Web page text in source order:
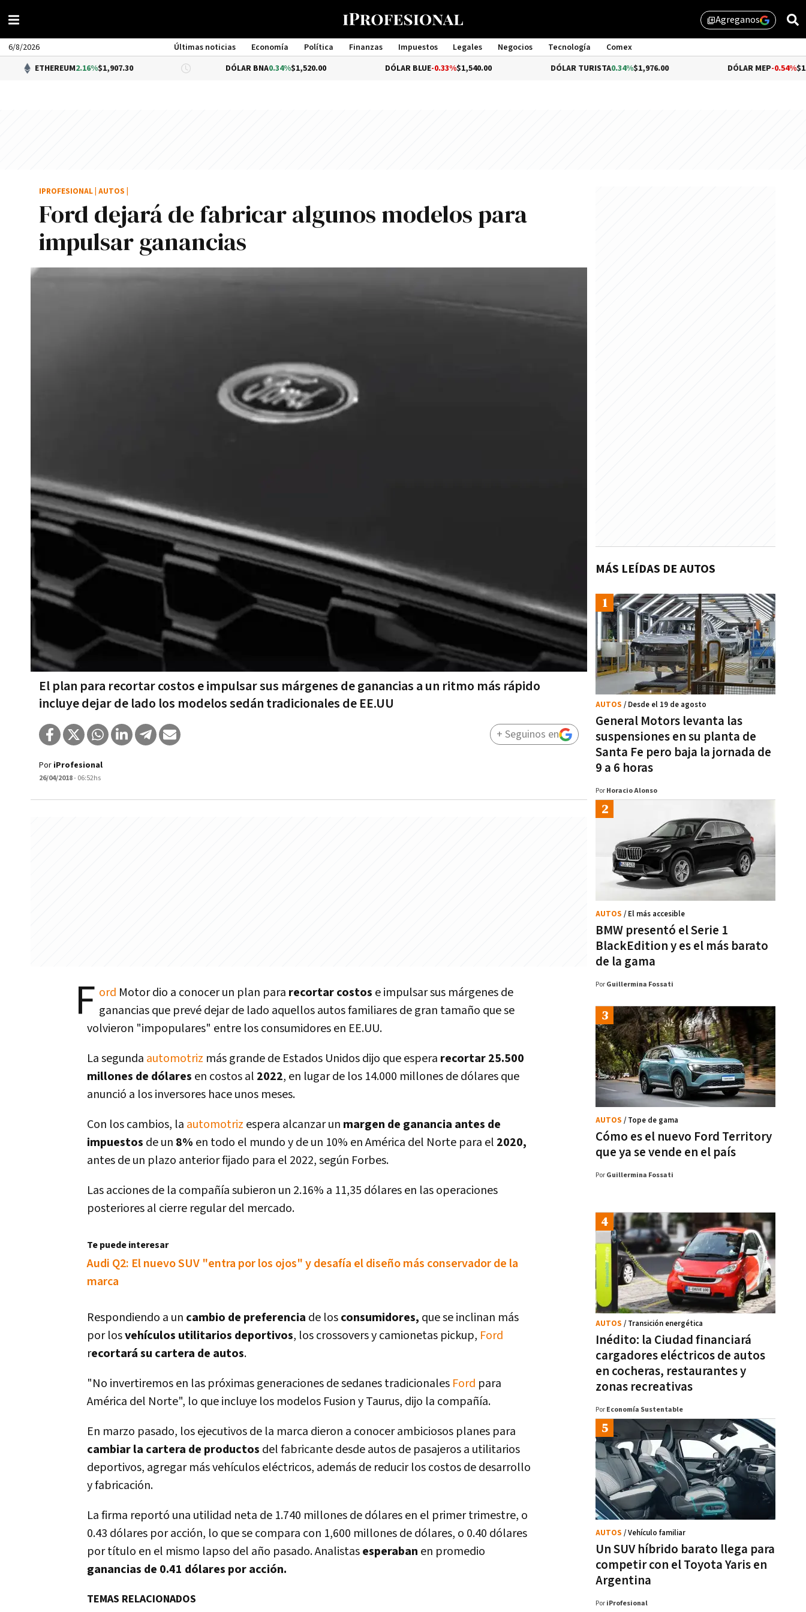
library_addAgreganos
6/8/2026 Últimas noticias Economía Política Finanzas Impuestos Legales Negocios Tecnología
Comex
Management
2.16%$1,907.30 DÓLAR BNA0.34% $1,520.00 DÓLAR BLUE-0.33%$1,540.00 DÓLAR TURISTA0.34%$1,976.00 DÓLAR MEP-0.54%$1,510.79
Ford dejará de fabricar algunos modelos para
impulsar ganancias
El plan para recortar costos e impulsar sus márgenes de ganancias a un ritmo más rápido
incluye dejar de lado los modelos sedán tradicionales de EE.UU
IPROFESIONAL AUTOS
Por iProfesional
26/04/2018- 06:52hs
+ Seguinos en
F ord Motor dio a conocer un plan para recortar costos e impulsar sus márgenes de
ganancias que prevé dejar de lado aquellos autos familiares de gran tamaño que se
volvieron "impopulares" entre los consumidores en EE.UU.
La segunda automotriz más grande de Estados Unidos dijo que espera recortar 25.500
millones de dólares en costos al 2022, en lugar de los 14.000 millones de dólares que
anunció a los inversores hace unos meses.
Con los cambios, la automotriz espera alcanzar un margen de ganancia antes de
impuestos de un 8% en todo el mundo y de un 10% en América del Norte para el 2020,
antes de un plazo anterior fijado para el 2022, según Forbes.
Las acciones de la compañí­a subieron un 2.16% a 11,35 dólares en las operaciones
posteriores al cierre regular del mercado.
Te puede interesar
Audi Q2: El nuevo SUV "entra por los ojos" y desafí­a el diseño más conservador de la
marca
Respondiendo a un cambio de preferencia de losconsumidores, que se inclinan más
por losvehí­culos utilitarios deportivos, los crossovers y camionetas pickup, Ford
recortará su cartera de autos.
"No invertiremos en las próximas generaciones de sedanes tradicionales Ford para
América del Norte", lo que incluye los modelos Fusion y Taurus, dijo la compañí­a.
En marzo pasado, los ejecutivos de la marca dieron a conocer ambiciosos planes para
cambiar la cartera de productos del fabricante desde autos de pasajeros a utilitarios
deportivos, agregar más vehí­culos eléctricos, además de reducir los costos de desarrollo
y fabricación.
La firma reportó una utilidad neta de 1.740 millones de dólares en el primer trimestre, o
0.43 dólares por acción, lo que se compara con 1,600 millones de dólares, o 0.40 dólares
por tí­tulo en el mismo lapso del año pasado. Analistasesperaban en promedio
ganancias de 0.41 dólares por acción.
TEMAS RELACIONADOS
MÁS LEÍDAS DE AUTOS
General Motors levanta las
suspensiones en su planta de
Santa Fe pero baja la jornada de
9 a 6 horas
AUTOS / Desde el 19 de agosto
Por Horacio Alonso
BMW presentó el Serie 1
BlackEdition y es el más barato
de la gama
AUTOS / El más accesible
Por Guillermina Fossati
Cómo es el nuevo Ford Territory
que ya se vende en el país
AUTOS / Tope de gama
Por Guillermina Fossati
Inédito: la Ciudad financiará
cargadores eléctricos de autos
en cocheras, restaurantes y
zonas recreativas
AUTOS / Transición energética
Por Economía Sustentable
Un SUV híbrido barato llega para
competir con el Toyota Yaris en
Argentina
AUTOS / Vehículo familiar
Por iProfesional